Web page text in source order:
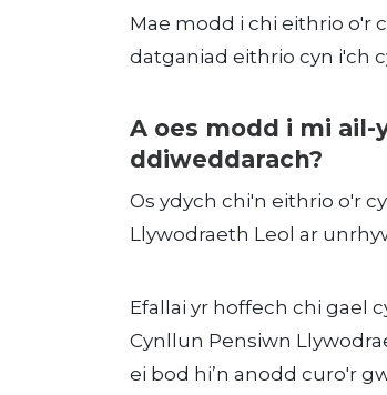
Mae modd i chi eithrio o'r
datganiad eithrio cyn i'ch
A oes modd i mi
ddiweddarach?
Os ydych chi'n eithrio o'r
Llywodraeth Leol ar
Efallai yr hoffech chi gael
Cynllun Pensiwn
ei bod hi’n anodd curo'r